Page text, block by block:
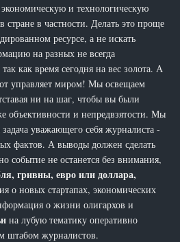
и технологическую
в частности. Делать это проще
ресурсе, а не искать
на разных не всегда
как время сегодня на вес золота. А
управляет миром! Мы освещаем
ни на шаг, чтобы вы были
объективности и непредвзятости. Мы
уважающего себя журналиста -
фактов. А выводы должен сделать
событие не останется без внимания,
гривны, евро или доллара,
о новых стартапах, экономических
о жизни олигархов и
на лубую тематику оперативно
штабом журналистов.